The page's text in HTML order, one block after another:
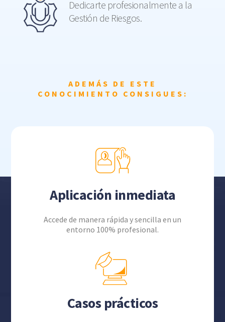
Dedicarte profesionalmente a la
Gestión de Riesgos.
ADEMÁS DE ESTE
CONOCIMIENTO CONSIGUES:
Aplicación inmediata
Accede de manera rápida y sencilla en un
entorno 100% profesional.
Casos prácticos